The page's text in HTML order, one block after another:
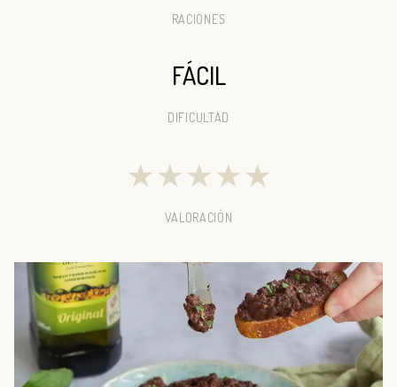
RACIONES
FÁCIL
DIFICULTAD
★★★★★
VALORACIÓN